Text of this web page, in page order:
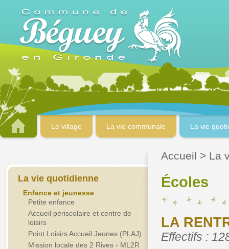
Le village La vie communale La vie
La vie quotidienne
Enfance et jeunesse
Petite enfance
Accueil périscolaire et centre de
loisirs
Point Loisirs Accueil Jeunes (PLAJ)
Mission locale des 2 Rives - ML2R
Accueil > La
Écoles
LA
Effectifs :